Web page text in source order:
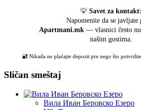
💡 Savet za kontakt:
Napomenite da se javljate
Apartmani.mk — vlasnici često
našim gostima.
🔐 Nikada ne plaćajte depozit pre nego što
Sličan smeštaj
Вила Иван Беровско Езеро